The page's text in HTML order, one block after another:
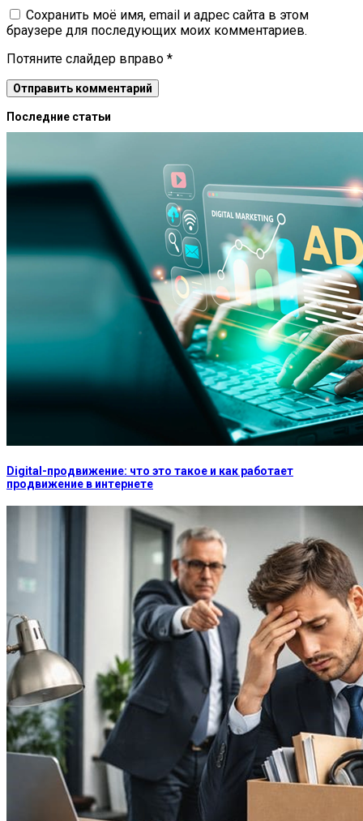
Сохранить моё имя, email и адрес сайта в этом
браузере для последующих моих комментариев.
Потяните слайдер вправо *
Последние статьи
Digital-продвижение: что это такое и как работает
продвижение в интернете